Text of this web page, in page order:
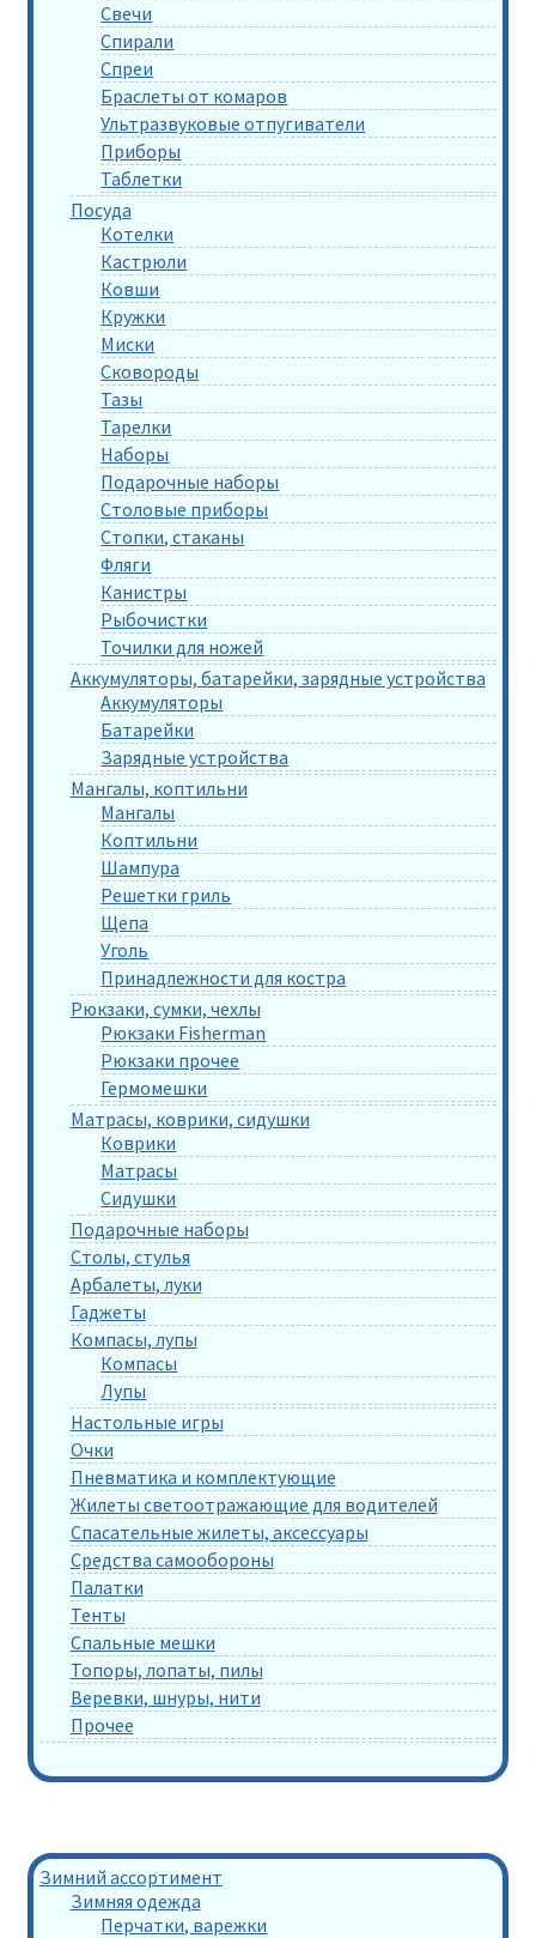
Свечи
Спирали
Спреи
Браслеты от комаров
Ультразвуковые отпугиватели
Приборы
Таблетки
Посуда
Котелки
Кастрюли
Ковши
Кружки
Миски
Сковороды
Тазы
Тарелки
Наборы
Подарочные наборы
Столовые приборы
Стопки, стаканы
Фляги
Канистры
Рыбочистки
Точилки для ножей
Аккумуляторы, батарейки, зарядные устройства
Аккумуляторы
Батарейки
Зарядные устройства
Мангалы, коптильни
Мангалы
Коптильни
Шампура
Решетки гриль
Щепа
Уголь
Принадлежности для костра
Рюкзаки, сумки, чехлы
Рюкзаки Fisherman
Рюкзаки прочее
Гермомешки
Матрасы, коврики, сидушки
Коврики
Матрасы
Сидушки
Подарочные наборы
Столы, стулья
Арбалеты, луки
Гаджеты
Компасы, лупы
Компасы
Лупы
Настольные игры
Очки
Пневматика и комплектующие
Жилеты светоотражающие для водителей
Спасательные жилеты, аксессуары
Средства самообороны
Палатки
Тенты
Спальные мешки
Топоры, лопаты, пилы
Веревки, шнуры, нити
Прочее
Зимний ассортимент
Зимняя одежда
Перчатки, варежки